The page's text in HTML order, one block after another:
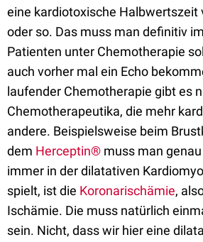
eine kardiotoxische Halbwertszeit
oder so. Das muss man definitiv
Patienten unter Chemotherapie
auch vorher mal ein Echo
laufender Chemotherapie gibt es
Chemotherapeutika, die mehr
andere. Beispielsweise beim
dem Herceptin® muss man
immer in der dilatativen
spielt, ist die Koronarischämie,
Ischämie. Die muss natürlich
sein. Nicht, dass wir hier eine